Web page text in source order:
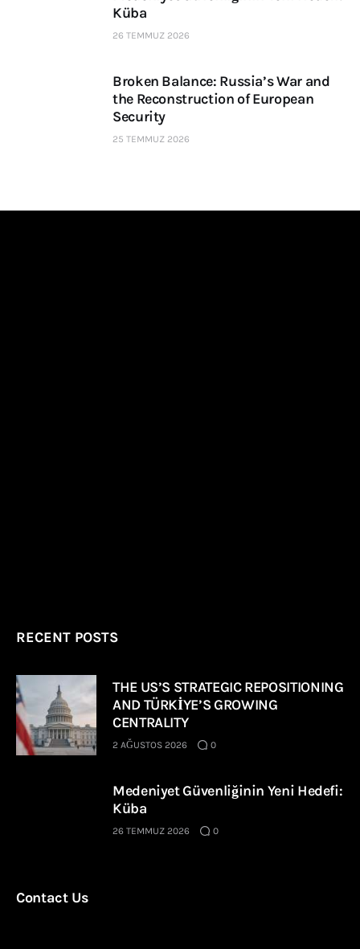
Küba
26 TEMMUZ 2026
Broken Balance: Russia’s War and
the Reconstruction of European
Security
25 TEMMUZ 2026
RECENT POSTS
THE US’S STRATEGIC REPOSITIONING
AND TÜRKİYE’S GROWING
CENTRALITY
2 AĞUSTOS 2026 0
Medeniyet Güvenliğinin Yeni Hedefi:
Küba
26 TEMMUZ 2026 0
Contact Us